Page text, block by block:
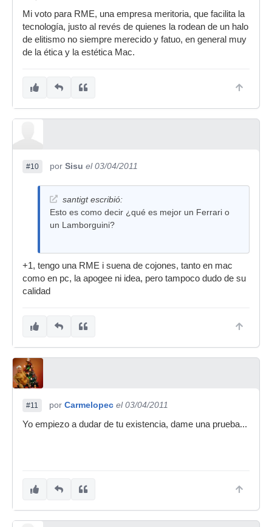
Mi voto para RME, una empresa meritoria, que facilita la
tecnología, justo al revés de quienes la rodean de un halo
de elitismo no siempre merecido y fatuo, en general muy
de la ética y la estética Mac.
#10 por Sisu el 03/04/2011
santigt escribió:
Esto es como decir ¿qué es mejor un Ferrari o
un Lamborguini?
+1, tengo una RME i suena de cojones, tanto en mac
como en pc, la apogee ni idea, pero tampoco dudo de su
calidad
#11 por Carmelopec el 03/04/2011
Yo empiezo a dudar de tu existencia, dame una prueba...